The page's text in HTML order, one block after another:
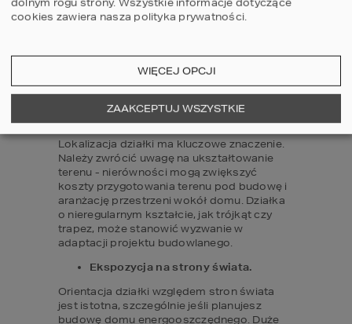
należy zwrócić uwagę:
Lokalizacja i ukształtowanie
powierzchni.
Lokalizacja działki ma kluczowe znaczenie.
Należy zwrócić uwagę na ukształtowanie
terenu - nierówności mogą zwiększyć
koszty przygotowania terenu pod budowę i
aranżację przestrzeni wokół domu. Działka
o nieregularnym kształcie, jak trójkąt czy
trapez, może stanowić wyzwanie w
adaptacji projektu budowlanego.
Ekspozycja na strony świata.
Orientacja działki względem stron świata
jest istotna, szczególnie jeśli planujesz
budowę domu energooszczędnego. Duże
cookies zawiera nasza polityka prywatności.
WIĘCEJ OPCJI
ZAAKCEPTUJ WSZYSTKIE